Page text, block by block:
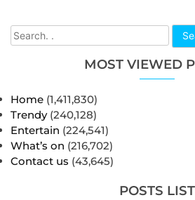
MOST VIEWED
Home (1,411,830)
Trendy (240,128)
Entertain (224,541)
What’s on (216,702)
Contact us (43,645)
POSTS LIST